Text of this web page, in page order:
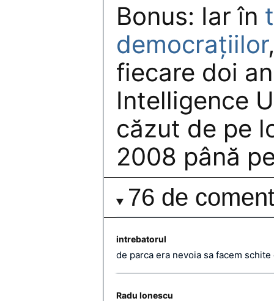
Bonus: Iar în
democraţiilor
fiecare doi
Intelligence
căzut de pe
2008 până
76 de
intrebatorul
de parca era nevoia sa facem
Radu Ionescu